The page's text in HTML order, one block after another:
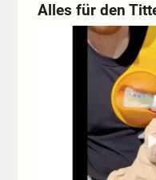
Alles für den